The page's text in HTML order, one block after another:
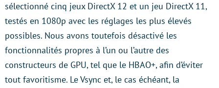
sélectionné cinq jeux DirectX 12 et un jeu DirectX 11,
testés en 1080p avec les réglages les plus élevés
possibles. Nous avons toutefois désactivé les
fonctionnalités propres à l’un ou l’autre des
constructeurs de GPU, tel que le HBAO+, afin d’éviter
tout favoritisme. Le Vsync et, le cas échéant, la